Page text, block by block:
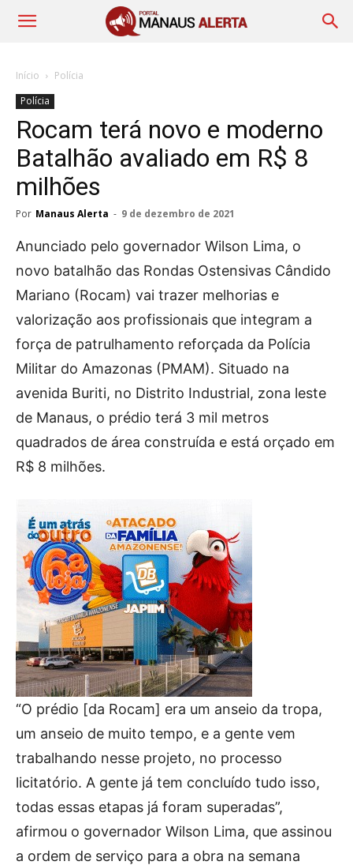
Início
Polícia
Polícia
Rocam terá novo e moderno
Batalhão avaliado em R$ 8
milhões
Por Manaus Alerta - 9 de dezembro de 2021
Anunciado pelo governador Wilson Lima, o
novo batalhão das Rondas Ostensivas Cândido
Mariano (Rocam) vai trazer melhorias e
valorização aos profissionais que integram a
força de patrulhamento reforçada da Polícia
Militar do Amazonas (PMAM). Situado na
avenida Buriti, no Distrito Industrial, zona leste
de Manaus, o prédio terá 3 mil metros
quadrados de área construída e está orçado em
R$ 8 milhões.
“O prédio [da Rocam] era um anseio da tropa,
um anseio de muito tempo, e a gente vem
trabalhando nesse projeto, no processo
licitatório. A gente já tem concluído tudo isso,
todas essas etapas já foram superadas”,
afirmou o governador Wilson Lima, que assinou
a ordem de serviço para a obra na semana